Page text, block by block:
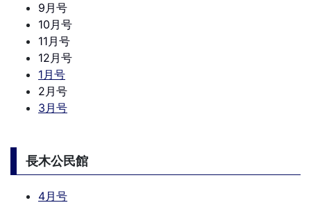
9月号
10月号
11月号
12月号
1月号
2月号
3月号
長木公民館
4月号